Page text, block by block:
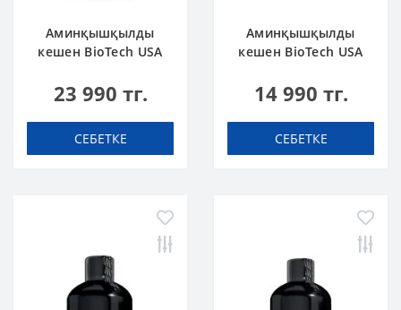
Аминқышқылды
кешен BioTech USA
unflavoured 300 g
23 990 тг.
СЕБЕТКЕ
Аминқышқылды
кешен BioTech USA
concentrate Orange
14 990 тг.
СЕБЕТКЕ